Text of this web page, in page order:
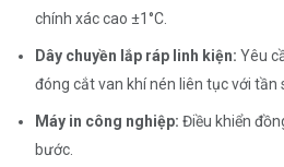
chính xác cao ±1°C.
Dây chuyền lắp ráp linh kiện: Yêu
đóng cắt van khí nén liên tục với tần
Máy in công nghiệp: Điều khiển
bước.